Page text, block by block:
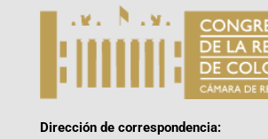
Dirección de correspondencia: